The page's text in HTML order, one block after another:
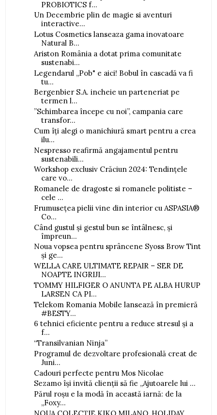
PROBIOTICS f...
Un Decembrie plin de magie si aventuri
interactive...
Lotus Cosmetics lanseaza gama inovatoare
Natural B...
Ariston România a dotat prima comunitate
sustenabi...
Legendarul „Pob" e aici! Bobul în cascadă va fi
tu...
Bergenbier S.A. incheie un parteneriat pe
termen l...
”Schimbarea începe cu noi”, campania care
transfor...
Cum îți alegi o manichiură smart pentru a crea
ilu...
Nespresso reafirmă angajamentul pentru
sustenabili...
Workshop exclusiv Crăciun 2024: Tendințele
care vo...
Romanele de dragoste si romanele politiste –
cele ...
Frumusețea pielii vine din interior cu ASPASIA®
Co...
Când gustul și gestul bun se întâlnesc, și
împreun...
Noua vopsea pentru sprâncene Syoss Brow Tint
și ge...
WELLA CARE ULTIMATE REPAIR – SER DE
NOAPTE INGRIJI...
TOMMY HILFIGER O ANUNTA PE ALBA HURUP
LARSEN CA PI...
Telekom Romania Mobile lansează în premieră
#BESTY...
6 tehnici eficiente pentru a reduce stresul și a
f...
“Transilvanian Ninja”
Programul de dezvoltare profesională creat de
Juni...
Cadouri perfecte pentru Mos Nicolae
Sezamo își invită clienții să fie „Ajutoarele lui ...
Părul roșu e la modă în această iarnă: de la
„Foxy...